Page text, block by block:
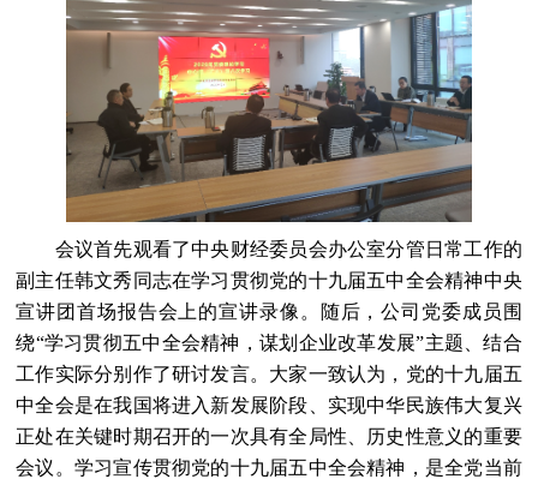
会议首先观看了中央财经委员会办公室分管日常工作的
副主任韩文秀同志在学习贯彻党的十九届五中全会精神中央
宣讲团首场报告会上的宣讲录像。随后，公司党委成员围
绕“学习贯彻五中全会精神，谋划企业改革发展”主题、结合
工作实际分别作了研讨发言。大家一致认为，党的十九届五
中全会是在我国将进入新发展阶段、实现中华民族伟大复兴
正处在关键时期召开的一次具有全局性、历史性意义的重要
会议。学习宣传贯彻党的十九届五中全会精神，是全党当前